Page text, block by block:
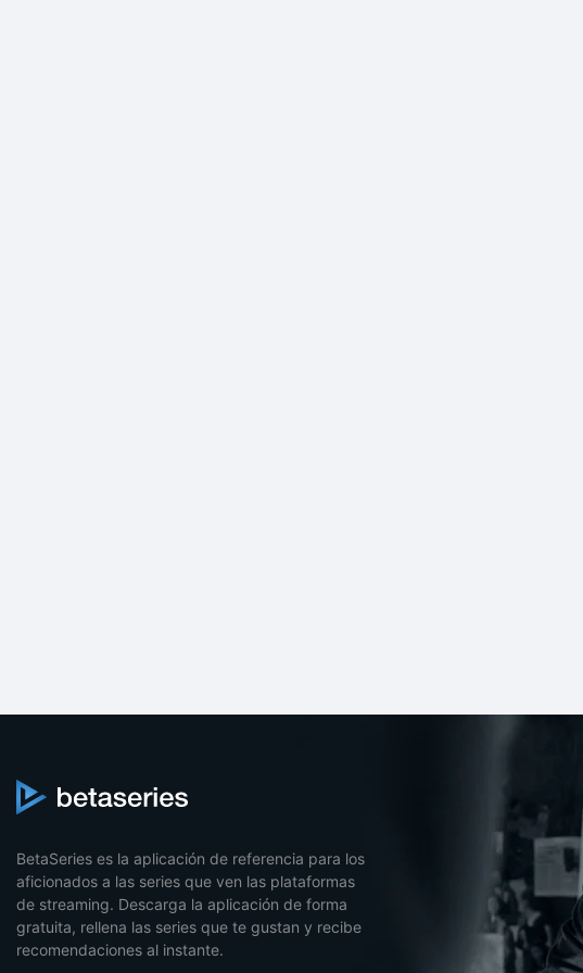
BetaSeries es la aplicación de referencia para los
aficionados a las series que ven las plataformas
de streaming. Descarga la aplicación de forma
gratuita, rellena las series que te gustan y recibe
recomendaciones al instante.